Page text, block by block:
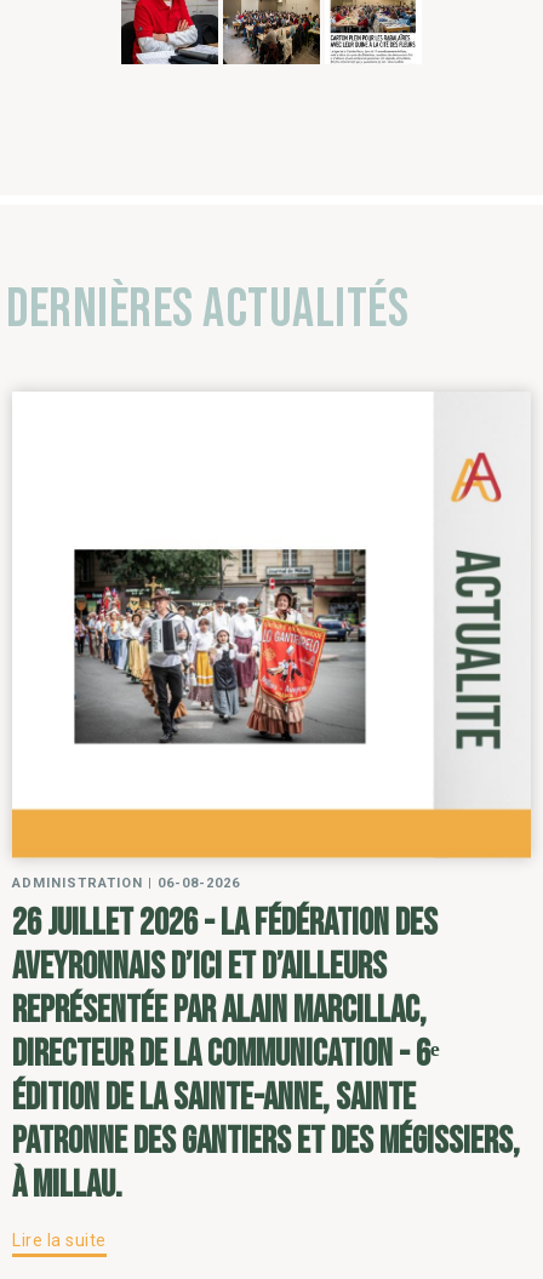
Dernières actualités
ADMINISTRATION | 06-08-2026
26 juillet 2026 - la Fédération des
Aveyronnais d’ici et d’ailleurs
représentée par Alain Marcillac,
directeur de la communication - 6ᵉ
édition de la Sainte-Anne, sainte
patronne des gantiers et des mégissiers,
à Millau.
Lire la suite